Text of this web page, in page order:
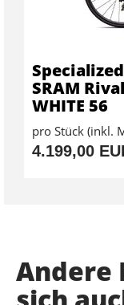
SRAM
WHITE 56
pro Stück (inkl.
4.199,00
Andere